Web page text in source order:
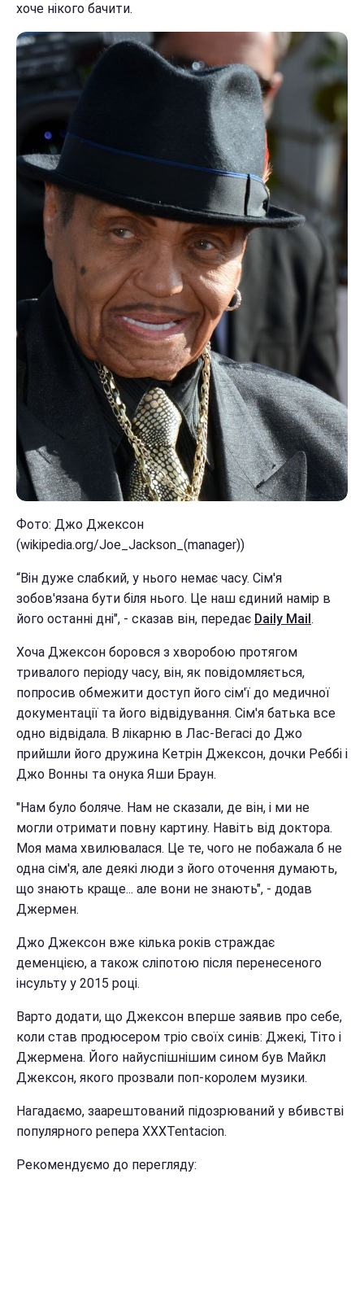
хоче нікого бачити.
Фото: Джо Джексон
(wikipedia.org/Joe_Jackson_(manager))
“Він дуже слабкий, у нього немає часу. Сім'я
зобов'язана бути біля нього. Це наш єдиний намір в
його останні дні", - сказав він, передає Daily Mail.
Хоча Джексон боровся з хворобою протягом
тривалого періоду часу, він, як повідомляється,
попросив обмежити доступ його сім'ї до медичної
документації та його відвідування. Сім'я батька все
одно відвідала. В лікарню в Лас-Вегасі до Джо
прийшли його дружина Кетрін Джексон, дочки Реббі і
Джо Вонны та онука Яши Браун.
"Нам було боляче. Нам не сказали, де він, і ми не
могли отримати повну картину. Навіть від доктора.
Моя мама хвилювалася. Це те, чого не побажала б не
одна сім'я, але деякі люди з його оточення думають,
що знають краще... але вони не знають", - додав
Джермен.
Джо Джексон вже кілька років страждає
деменцією, а також сліпотою після перенесеного
інсульту у 2015 році.
Варто додати, що Джексон вперше заявив про себе,
коли став продюсером тріо своїх синів: Джекі, Тіто і
Джермена. Його найуспішнішим сином був Майкл
Джексон, якого прозвали поп-королем музики.
Нагадаємо, заарештований підозрюваний у вбивстві
популярного репера XXXTentacion.
Рекомендуємо до перегляду: